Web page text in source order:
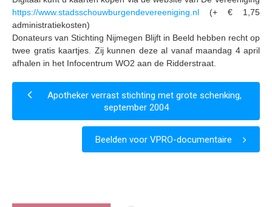
https://www.stadsschouwburgendevereeniging.nl (+ € 1,75
administratiekosten)
Donateurs van Stichting Nijmegen Blijft in Beeld hebben recht op
twee gratis kaartjes. Zij kunnen deze al vanaf maandag 4 april
afhalen in het Infocentrum WO2 aan de Ridderstraat.
Apotheker verrast stichting met grote schenking,
september 2004
Beelden voor VPRO-documentaire